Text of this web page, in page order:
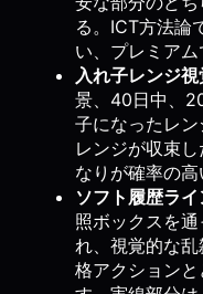
る。ICT方法論
い、プレミアム
入れ子レンジ
景、40日中、
子になったレ
レンジが収束
なりが確率の高
ソフト履歴ライ
照ボックスを
れ、視覚的な
格アクション